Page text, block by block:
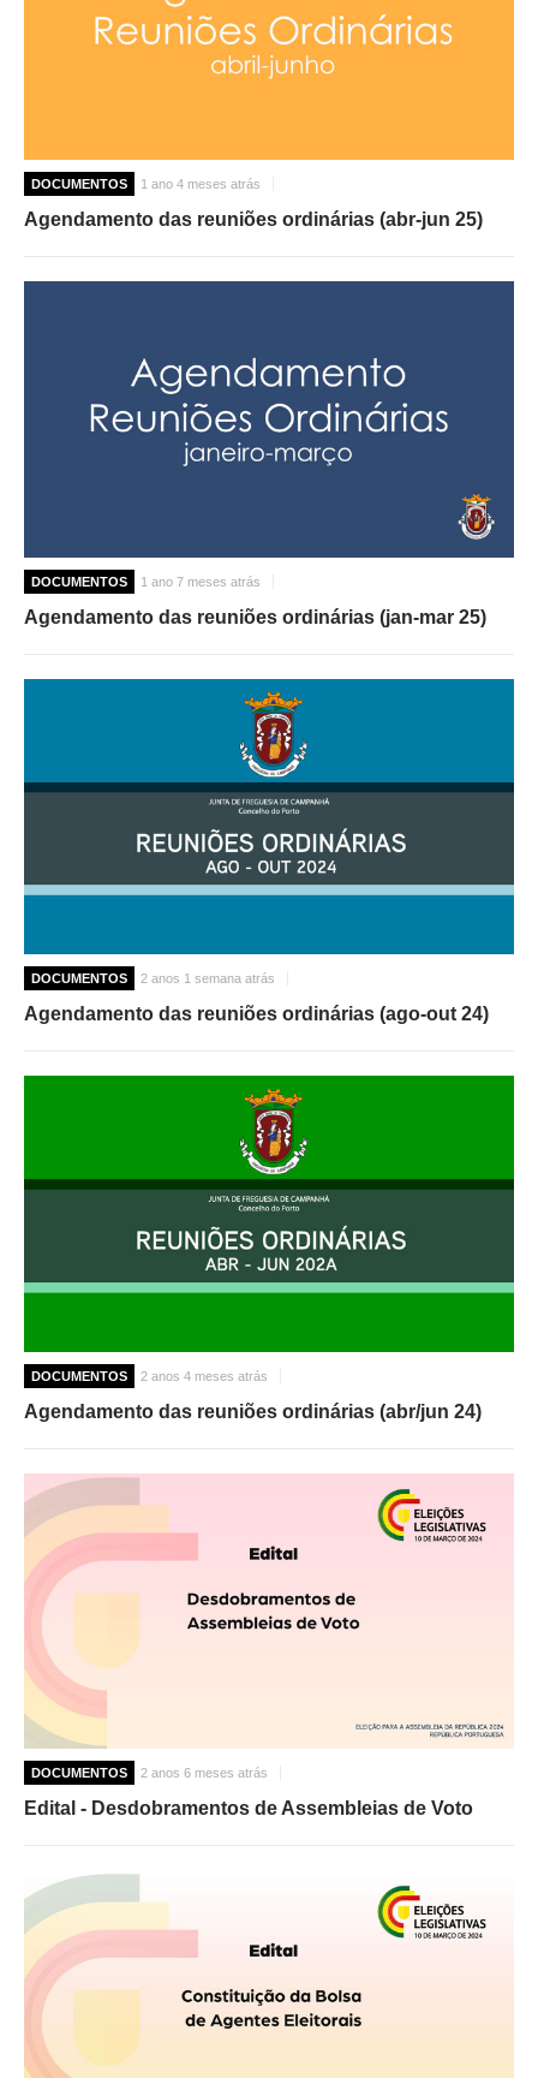
DOCUMENTOS 1 ano 4 meses atrás
Agendamento das reuniões ordinárias (abr-jun 25)
DOCUMENTOS 1 ano 7 meses atrás
Agendamento das reuniões ordinárias (jan-mar 25)
DOCUMENTOS 2 anos 1 semana atrás
Agendamento das reuniões ordinárias (ago-out 24)
DOCUMENTOS 2 anos 4 meses atrás
Agendamento das reuniões ordinárias (abr/jun 24)
DOCUMENTOS 2 anos 6 meses atrás
Edital - Desdobramentos de Assembleias de Voto